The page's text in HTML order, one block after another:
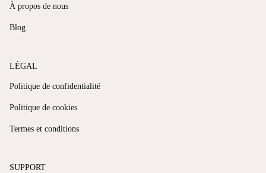
À propos de nous
Blog
LÉGAL
Politique de confidentialité
Politique de cookies
Termes et conditions
SUPPORT